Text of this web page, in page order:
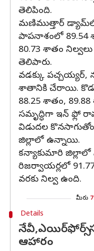
తెలిపింది.
మణిముత్తార్‌
పాపనాశంలో
80.73 శాతం
తెలిపారు.
వడక్కు
శాతానికి చేరాయి.
88.25 శాతం,
సమృద్ధిగా ఇన్ ఫ్లో
విడుదల
జిల్లాలో ఉన్నాయి.
కన్యాకుమారి జిల్లాలో
రిజర్వాయర్లలో
వరకు నిల్వ ఉంది.
మీరు
Details
నేవీ,ఎయిర్‌ఫోర్స్‌
ఆహారం